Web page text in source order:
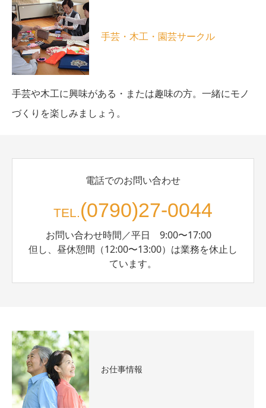
手芸・木工・園芸サークル
手芸や木工に興味がある・または趣味の方。一緒にモノ
づくりを楽しみましょう。
電話でのお問い合わせ
TEL.(0790)27-0044
お問い合わせ時間／平日 9:00〜17:00
但し、昼休憩間（12:00〜13:00）は業務を休止し
ています。
お仕事情報